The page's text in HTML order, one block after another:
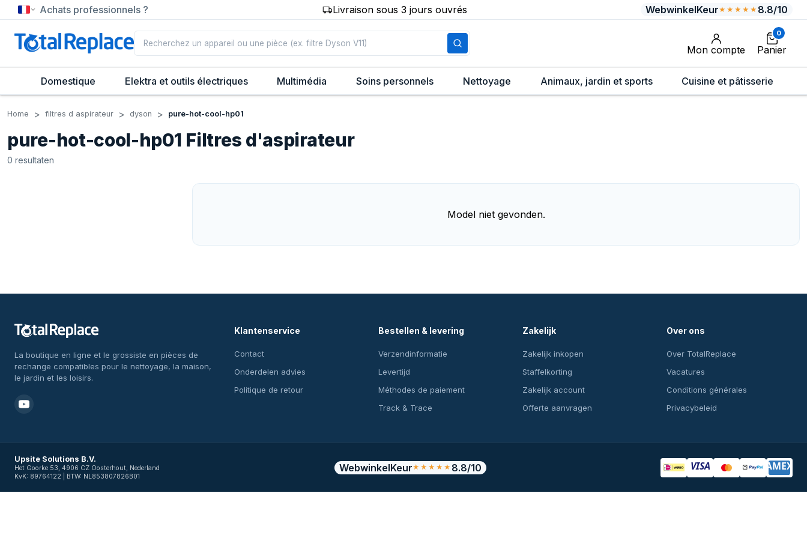
Achats professionnels ? Livraison sous 3 jours ouvrés WebwinkelKeur★★★★★ 8.8/10
Mon compte
0
Panier
Domestique Elektra et outils électriques Multimédia Soins personnels Nettoyage Animaux, jardin et sports Cuisine et pâtisserie
Home filtres d aspirateur dyson pure-hot-cool-hp01
pure-hot-cool-hp01 Filtres d'aspirateur
0 resultaten
Model niet gevonden.
La boutique en ligne et le grossiste en pièces de
rechange compatibles pour le nettoyage, la maison,
le jardin et les loisirs.
Klantenservice
Contact
Onderdelen advies
Politique de retour
Bestellen & levering
Verzendinformatie
Levertijd
Méthodes de paiement
Track & Trace
Zakelijk
Zakelijk inkopen
Staffelkorting
Zakelijk account
Offerte aanvragen
Over ons
Over TotalReplace
Vacatures
Conditions générales
Privacybeleid
Upsite Solutions B.V.
Het Goorke 53, 4906 CZ Oosterhout, Nederland
KvK: 89764122 | BTW: NL853807826B01
WebwinkelKeur★★★★★ 8.8/10 VISA AMEX